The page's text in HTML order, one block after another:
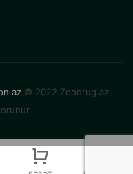
© 2022 Zoodrug.az.